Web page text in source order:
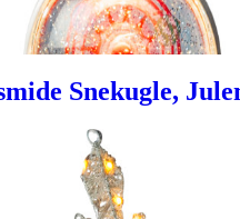
Snekugle,